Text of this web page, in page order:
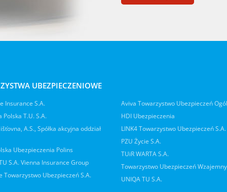
UBEZPIECZENIOWE
Insurance S.A.
Polska T.U. S.A.
A.S., Spółka akcyjna oddział
Ubezpieczenia Polins
S.A. Vienna Insurance Group
Towarzystwo Ubezpieczeń S.A.
Aviva Towarzystwo Ubezpieczeń
HDI Ubezpieczenia
LINK4 Towarzystwo Ubezpieczeń S.A.
PZU Życie S.A.
TUiR WARTA S.A.
Towarzystwo Ubezpieczeń
UNIQA TU S.A.